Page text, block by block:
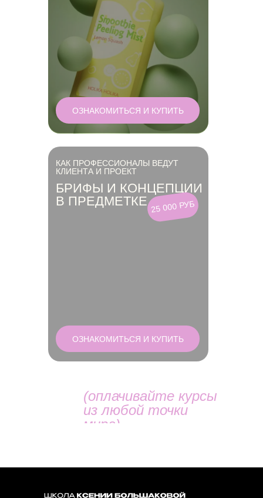
ОЗНАКОМИТЬСЯ И КУПИТЬ
БРИФЫ И КОНЦЕПЦИИ
В ПРЕДМЕТКЕ
КАК ПРОФЕССИОНАЛЫ ВЕДУТ
КЛИЕНТА И ПРОЕКТ
ОЗНАКОМИТЬСЯ И КУПИТЬ
25 000 РУБ
(оплачивайте курсы
из любой точки
мира)